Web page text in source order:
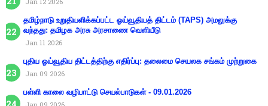
தமிழ்நாடு உறுதியளிக்கப்பட்ட ஓய்வூதியத் திட்டம் (TAPS) அமலுக்கு
வந்தது: தமிழக அரசு அரசாணை வெளியீடு
Jan 11 2026
புதிய ஓய்வூதிய திட்டத்திற்கு எதிர்ப்பு: தலைமை செயலக சங்கம் முற்றுகை
Jan 09 2026
பள்ளி காலை வழிபாட்டு செயல்பாடுகள் - 09.01.2026